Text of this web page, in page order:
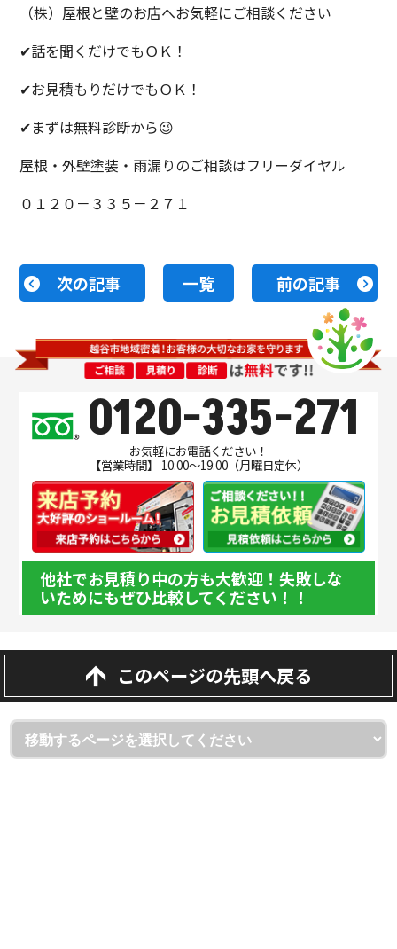
（株）屋根と壁のお店へお気軽にご相談ください
✔話を聞くだけでもＯＫ！
✔お見積もりだけでもＯＫ！
✔まずは無料診断から😉
屋根・外壁塗装・雨漏りのご相談はフリーダイヤル
０１２０－３３５－２７１
次の記事 一覧 前の記事
0120-335-271
お気軽にお電話ください！
【営業時間】 10:00～19:00（月曜日定休）
他社でお見積り中の方も大歓迎！失敗しな
いためにもぜひ比較してください！！
このページの先頭へ戻る